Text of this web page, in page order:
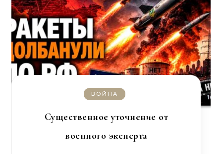
ВОЙНА
Существенное уточнение от
военного эксперта